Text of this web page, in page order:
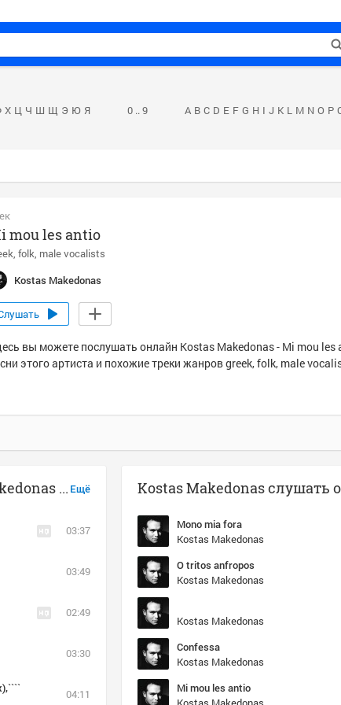
Х Ц Ч Ш Щ Э Ю Я 0 .. 9 A B C D E F G H I J K L M N O P
mou les antio
folk male vocalists
Kostas Makedonas
вы можете послушать онлайн Kostas Makedonas - Mi mou les
этого артиста и похожие треки жанров greek, folk, male
Ещё
Музыка похожая на Kostas Makedonas - Mi mou les antio
03:37
03:49
02:49
03:30
04:11
Kostas Makedonas слушать
Mono mia fora
Kostas Makedonas
O tritos anfropos
Kostas Makedonas
Kostas Makedonas
Confessa
Kostas Makedonas
Mi mou les antio